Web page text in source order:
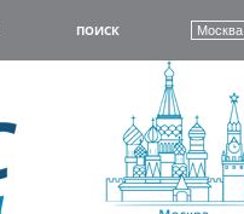
ПОИСК